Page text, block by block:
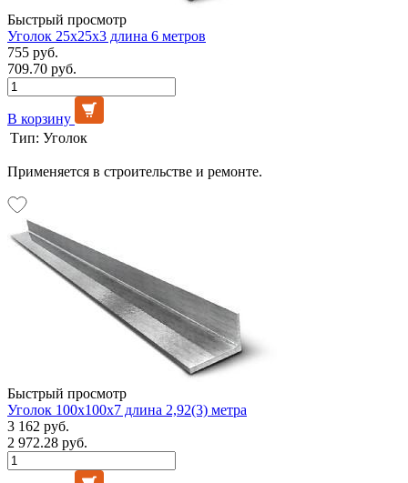
Быстрый просмотр
Уголок 25х25х3 длина 6 метров
755 руб.
709.70 руб.
В корзину
Тип: Уголок
Применяется в строительстве и ремонте.
Быстрый просмотр
Уголок 100х100х7 длина 2,92(3) метра
3 162 руб.
2 972.28 руб.